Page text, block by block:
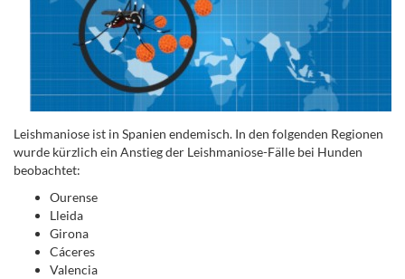
Leishmaniose ist in Spanien endemisch. In den folgenden Regionen
wurde kürzlich ein Anstieg der Leishmaniose-Fälle bei Hunden
beobachtet:
Ourense
Lleida
Girona
Cáceres
Valencia